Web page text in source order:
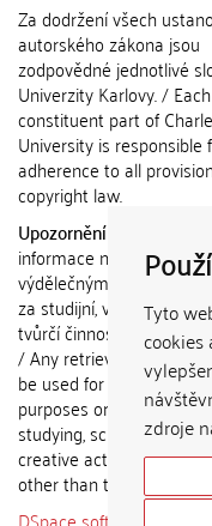
Tyto
cookies
zdroje
Za dodržení všech
autorského zákona jsou
zodpovědné jednotlivé
Univerzity Karlovy. / Each
constituent part of
University is responsible
adherence to all
copyright law.
Upozornění / Notice:
informace nemohou být
výdělečným účelům
za studijní, vědeckou
tvůrčí činnost jiné osoby
/ Any retrieved
be used for any
purposes or claimed as
studying, scientific or
creative activities of any
other than the author.